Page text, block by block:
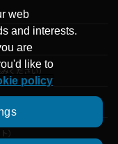
ください）
）
web
and interests.
are
like to
policy